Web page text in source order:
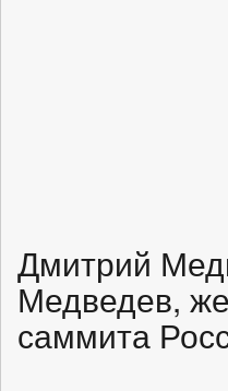
Дмитрий
Медведев,
саммита